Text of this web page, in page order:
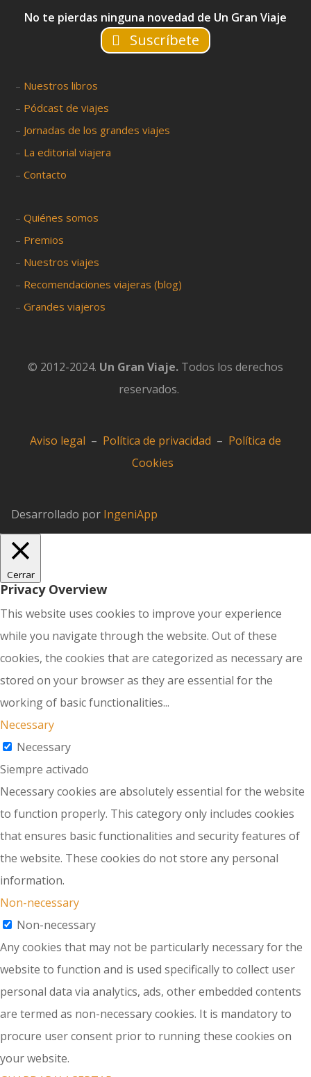
No te pierdas ninguna novedad de Un Gran Viaje
Suscríbete
– Nuestros libros
– Pódcast de viajes
– Jornadas de los grandes viajes
– La editorial viajera
–Contacto
–Quiénes somos
– Premios
– Nuestros viajes
– Recomendaciones viajeras (blog)
–Grandes viajeros
© 2012-2024. Un Gran Viaje. Todos los derechos
reservados.
Aviso legal – Política de privacidad – Política de
Cookies
Desarrollado por IngeniApp
Cerrar
Privacy Overview
This website uses cookies to improve your experience
while you navigate through the website. Out of these
cookies, the cookies that are categorized as necessary are
stored on your browser as they are essential for the
working of basic functionalities...
Necessary
Necessary
Siempre activado
Necessary cookies are absolutely essential for the website
to function properly. This category only includes cookies
that ensures basic functionalities and security features of
the website. These cookies do not store any personal
information.
Non-necessary
Non-necessary
Any cookies that may not be particularly necessary for the
website to function and is used specifically to collect user
personal data via analytics, ads, other embedded contents
are termed as non-necessary cookies. It is mandatory to
procure user consent prior to running these cookies on
your website.